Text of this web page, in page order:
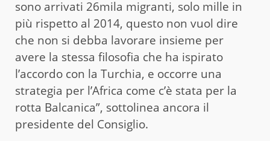
sono arrivati 26mila migranti, solo mille in
più rispetto al 2014, questo non vuol dire
che non si debba lavorare insieme per
avere la stessa filosofia che ha ispirato
l’accordo con la Turchia, e occorre una
strategia per l’Africa come c’è stata per la
rotta Balcanica”, sottolinea ancora il
presidente del Consiglio.